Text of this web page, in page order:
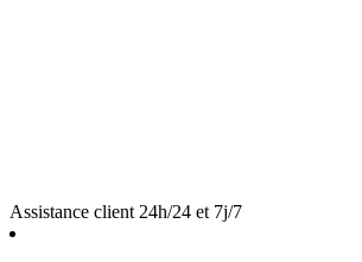
Assistance client 24h/24 et 7j/7